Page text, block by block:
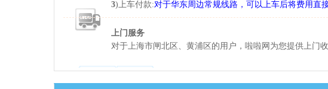
3)上车付款:对于华东周边常规线路，可以上车后将费用直
上门服务
对于上海市闸北区、黄浦区的用户，啦啦网为您提供上门